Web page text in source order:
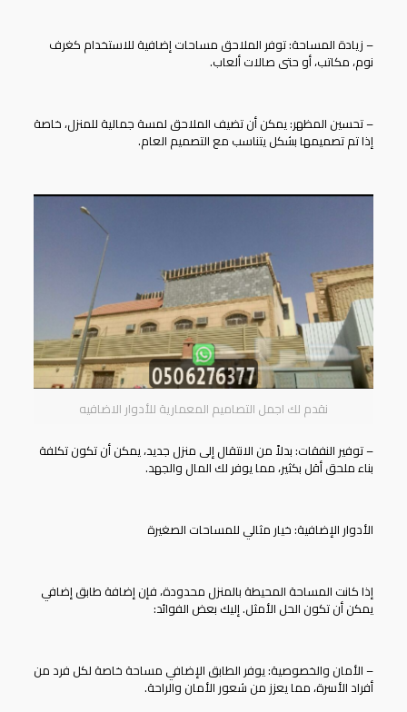
– زيادة المساحة: توفر الملاحق مساحات إضافية للاستخدام كغرف
نوم، مكاتب، أو حتى صالات ألعاب.
– تحسين المظهر: يمكن أن تضيف الملاحق لمسة جمالية للمنزل، خاصة
إذا تم تصميمها بشكل يتناسب مع التصميم العام.
نقدم لك اجمل التصاميم المعمارية للأدوار الاضافيه
– توفير النفقات: بدلاً من الانتقال إلى منزل جديد، يمكن أن تكون تكلفة
بناء ملحق أقل بكثير، مما يوفر لك المال والجهد.
الأدوار الإضافية: خيار مثالي للمساحات الصغيرة
إذا كانت المساحة المحيطة بالمنزل محدودة، فإن إضافة طابق إضافي
يمكن أن تكون الحل الأمثل. إليك بعض الفوائد:
– الأمان والخصوصية: يوفر الطابق الإضافي مساحة خاصة لكل فرد من
أفراد الأسرة، مما يعزز من شعور الأمان والراحة.